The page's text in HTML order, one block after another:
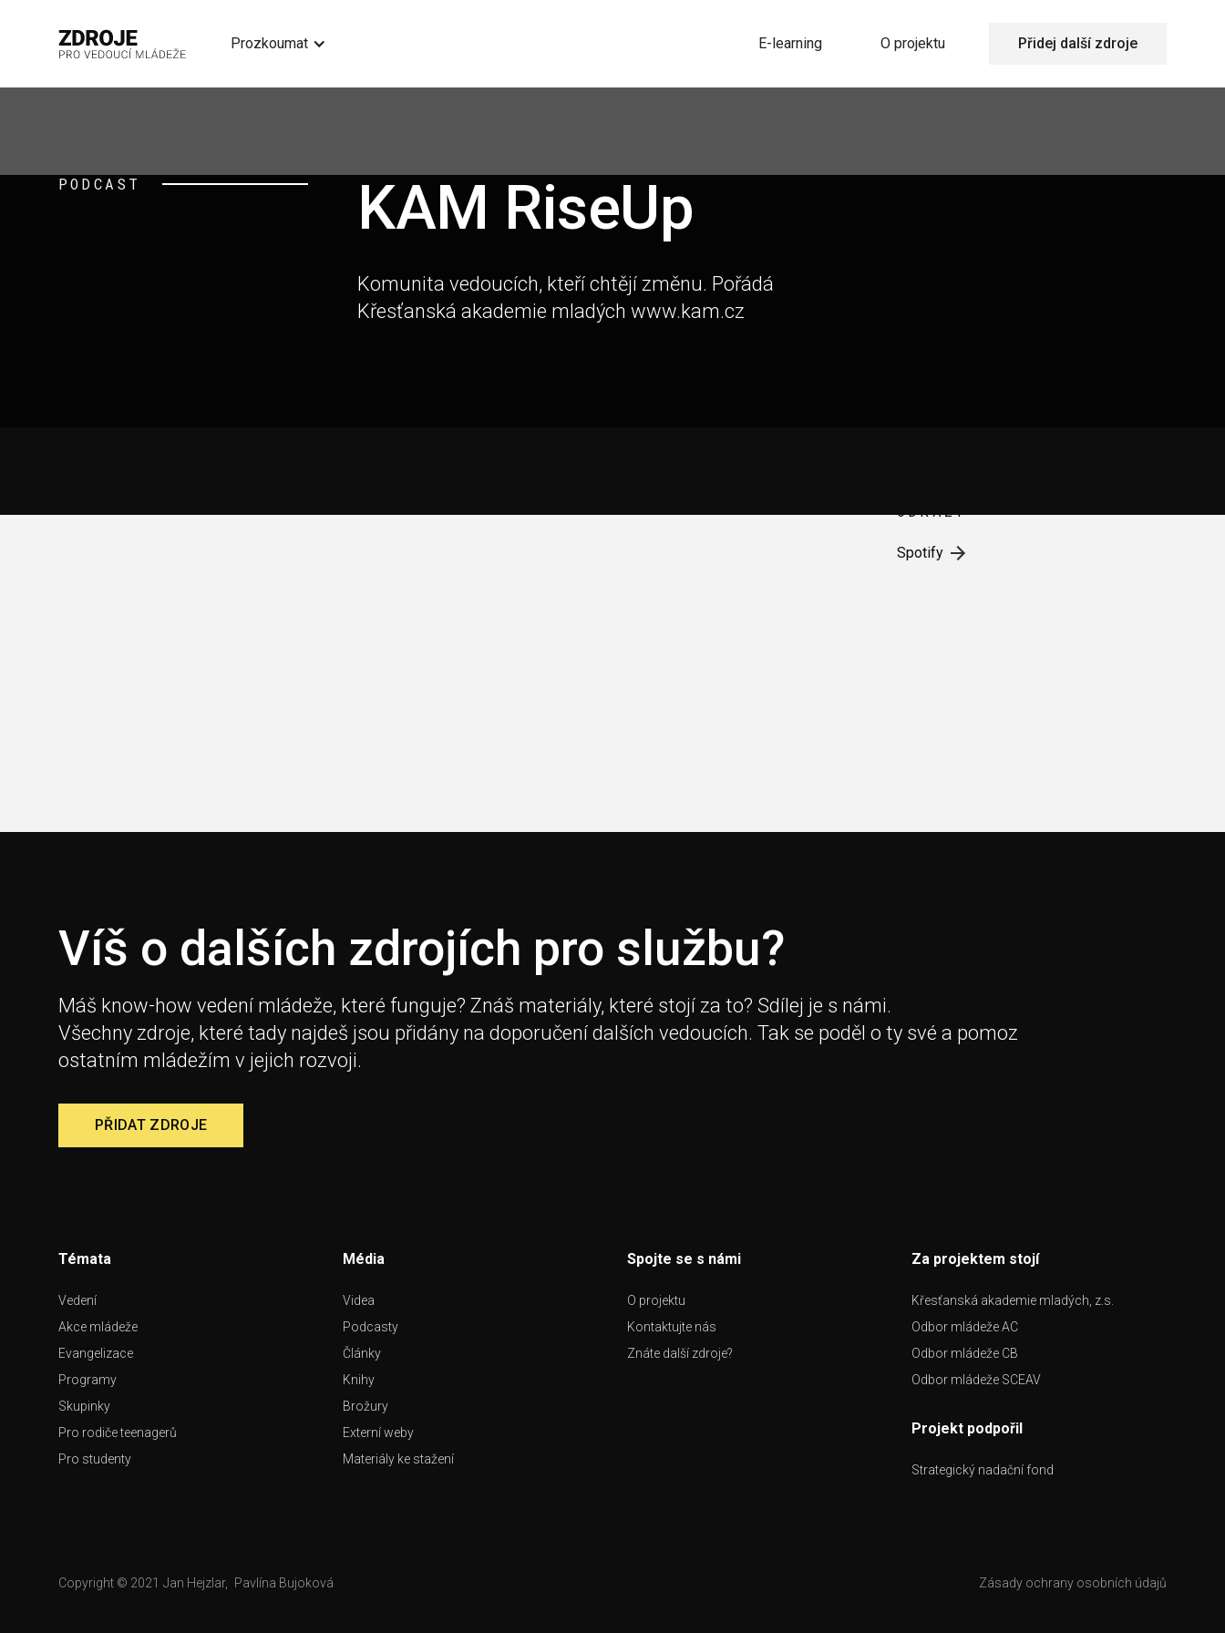
Prozkoumat E-learning O projektu Přidej další zdroje
PODCAST KAM RiseUp
Komunita vedoucích, kteří chtějí změnu. Pořádá
Křesťanská akademie mladých www.kam.cz
ODKAZY
Spotify
Víš o dalších zdrojích pro službu?
Máš know-how vedení mládeže, které funguje? Znáš materiály, které stojí za to? Sdílej je s námi.
Všechny zdroje, které tady najdeš jsou přidány na doporučení dalších vedoucích. Tak se poděl o ty své a pomoz
ostatním mládežím v jejich rozvoji.
PŘIDAT ZDROJE
Témata
Vedení
Akce mládeže
Evangelizace
Programy
Skupinky
Pro rodiče teenagerů
Pro studenty
Média
Videa
Podcasty
Články
Knihy
Brožury
Externí weby
Materiály ke stažení
Spojte se s námi
O projektu
Kontaktujte nás
Znáte další zdroje?
Za projektem stojí
Křesťanská akademie mladých, z.s.
Odbor mládeže AC
Odbor mládeže CB
Odbor mládeže SCEAV
Projekt podpořil
Strategický nadační fond
Copyright © 2021 Jan Hejzlar, Pavlína Bujoková Zásady ochrany osobních údajů